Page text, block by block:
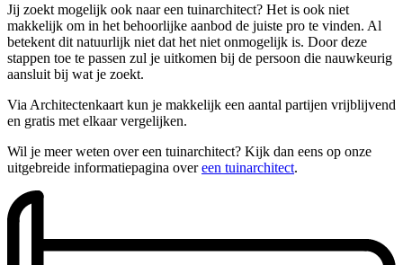
Jij zoekt mogelijk ook naar een tuinarchitect? Het is ook niet
makkelijk om in het behoorlijke aanbod de juiste pro te vinden. Al
betekent dit natuurlijk niet dat het niet onmogelijk is. Door deze
stappen toe te passen zul je uitkomen bij de persoon die nauwkeurig
aansluit bij wat je zoekt.
Via Architectenkaart kun je makkelijk een aantal partijen vrijblijvend
en gratis met elkaar vergelijken.
Wil je meer weten over een tuinarchitect? Kijk dan eens op onze
uitgebreide informatiepagina overeen tuinarchitect.